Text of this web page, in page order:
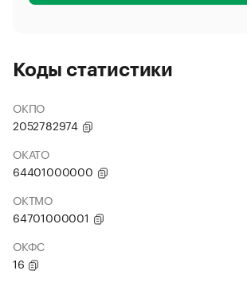
Коды статистики
ОКПО
2052782974
ОКАТО
64401000000
ОКТМО
64701000001
ОКФС
16